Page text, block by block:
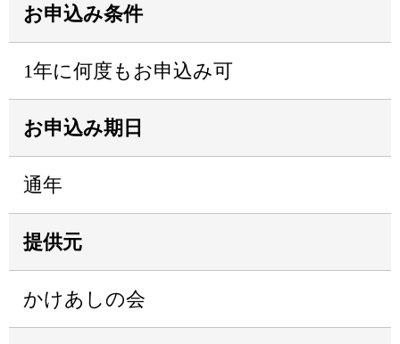
お申込み条件
1年に何度もお申込み可
お申込み期日
通年
提供元
かけあしの会